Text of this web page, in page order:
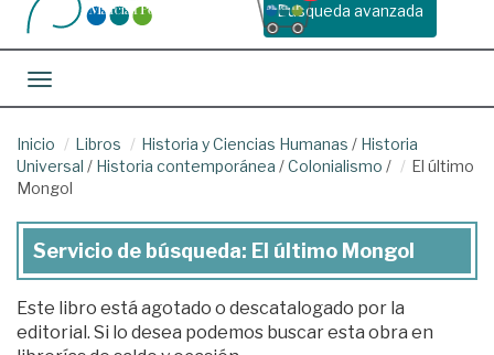
Busqueda avanzada
Toggle navigation
Inicio Libros Historia y Ciencias Humanas / Historia
Universal / Historia contemporánea /Colonialismo /
El último
Mongol
Servicio de búsqueda: El último Mongol
Este libro está agotado o descatalogado por la
editorial. Si lo desea podemos buscar esta obra en